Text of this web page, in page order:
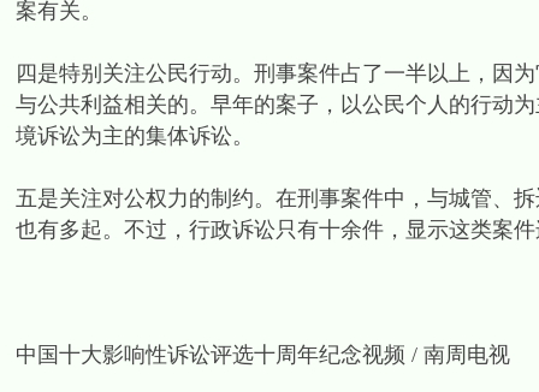
案有关。
四是特别关注公民行动。刑事案件占了一半以上，因
与公共利益相关的。早年的案子，以公民个人的行动
境诉讼为主的集体诉讼。
五是关注对公权力的制约。在刑事案件中，与城管、
也有多起。不过，行政诉讼只有十余件，显示这类案
中国十大影响性诉讼评选十周年纪念视频 / 南周电视